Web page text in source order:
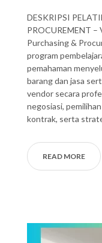
DESKRIPSI
PROCUREMENT
Purchasing &
program
pemahaman
barang dan jasa
vendor secara
negosiasi,
kontrak, serta
READ MORE